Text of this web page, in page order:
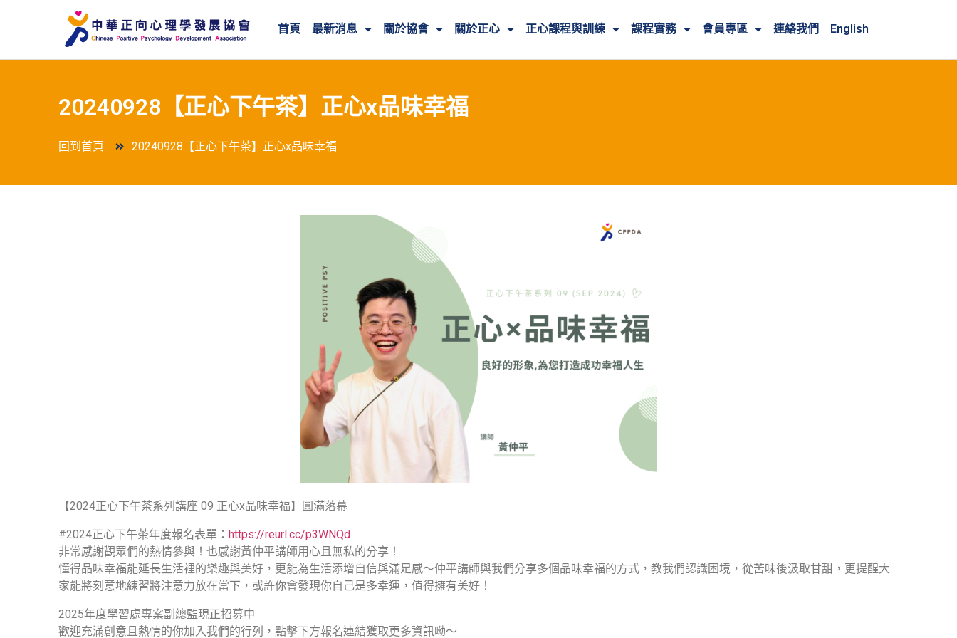
首頁 最新消息 關於協會 關於正心 正心課程與訓練 課程實務 會員專區 連絡我們 English
20240928【正心下午茶】正心x品味幸福
回到首頁 20240928【正心下午茶】正心x品味幸福
【2024正心下午茶系列講座 09 正心x品味幸福】圓滿落幕
#2024正心下午茶年度報名表單： https://reurl.cc/p3WNQd
非常感謝觀眾們的熱情參與！也感謝黃仲平講師用心且無私的分享！
懂得品味幸福能延長生活裡的樂趣與美好，更能為生活添增自信與滿足感～仲平講師與我們分享多個品味幸福的方式，教我們認識困境，從苦味後汲取甘甜，更提醒大
家能將刻意地練習將注意力放在當下，或許你會發現你自己是多幸運，值得擁有美好！
2025年度學習處專案副總監現正招募中
歡迎充滿創意且熱情的你加入我們的行列，點擊下方報名連結獲取更多資訊呦～